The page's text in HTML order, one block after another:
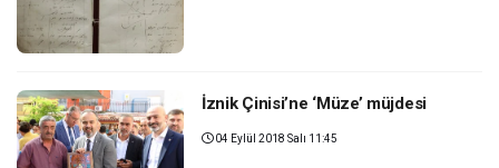
İznik Çinisi’ne ‘Müze’ müjdesi
04 Eylül 2018 Salı 11:45